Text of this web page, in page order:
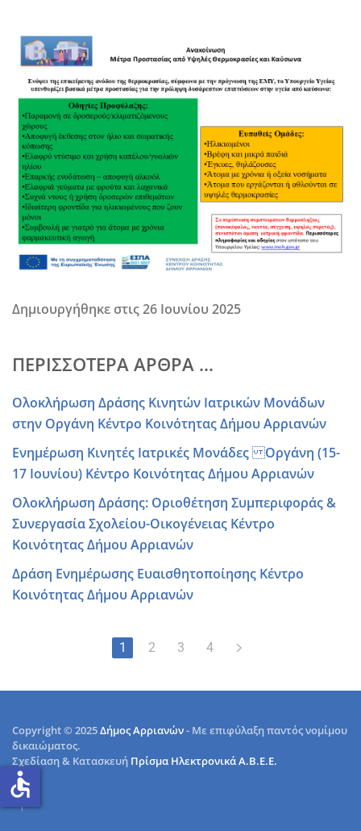
Δημιουργήθηκε στις26 Ιουνίου 2025
ΠΕΡΙΣΣΌΤΕΡΑ ΆΡΘΡΑ …
Ολοκλήρωση Δράσης Κινητών Ιατρικών Μονάδων
στην Οργάνη Κέντρο Κοινότητας Δήμου Αρριανών
Ενημέρωση Κινητές Ιατρικές Μονάδες Οργάνη (15-
17 Ιουνίου) Κέντρο Κοινότητας Δήμου Αρριανών
Ολοκλήρωση Δράσης: Οριοθέτηση Συμπεριφοράς &
Συνεργασία Σχολείου-Οικογένειας Κέντρο
Κοινότητας Δήμου Αρριανών
Δράση Ενημέρωσης Ευαισθητοποίησης Κέντρο
Κοινότητας Δήμου Αρριανών
1 2 3 4
Copyright © 2025Δήμος Αρριανών- Με επιφύλαξη παντός νομίμου
δικαιώματος.
Σχεδίαση & Κατασκευή Πρίσμα Ηλεκτρονικά Α.Β.Ε.Ε.
accessible